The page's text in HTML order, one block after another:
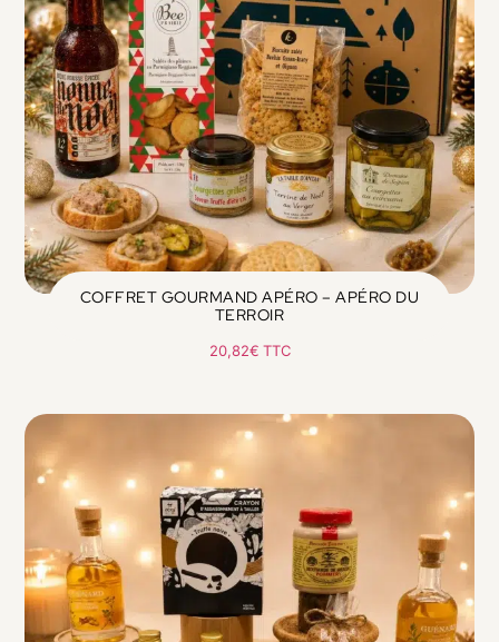
COFFRET GOURMAND APÉRO – APÉRO DU
TERROIR
20,82€ TTC